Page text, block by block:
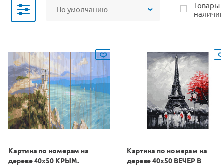
По умолчанию
Товары
Картина по номерам на
дереве 40х50 КРЫМ.
Картина по номерам на
дереве 40х50 ВЕЧЕР В